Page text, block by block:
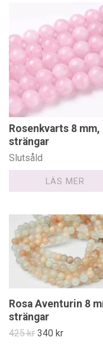
Rosenkvarts 8 mm,
strängar
Slutsåld
LÄS MER
Rosa Aventurin 8
strängar
425 kr 340 kr